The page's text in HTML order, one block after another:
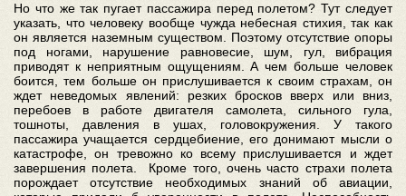
Но что же так пугает пассажира перед полетом? Тут следует
указать, что человеку вообще чужда небесная стихия, так как
он является наземным существом. Поэтому отсутствие опоры
под ногами, нарушение равновесие, шум, гул, вибрация
приводят к неприятным ощущениям. А чем больше человек
боится, тем больше он прислушивается к своим страхам, он
ждет неведомых явлений: резких бросков вверх или вниз,
перебоев в работе двигателя самолета, сильного гула,
тошноты, давления в ушах, головокружения. У такого
пассажира учащается сердцебиение, его донимают мысли о
катастрофе, он тревожно ко всему прислушивается и ждет
завершения полета. Кроме того, очень часто страхи полета
порождает отсутствие необходимых знаний об авиации,